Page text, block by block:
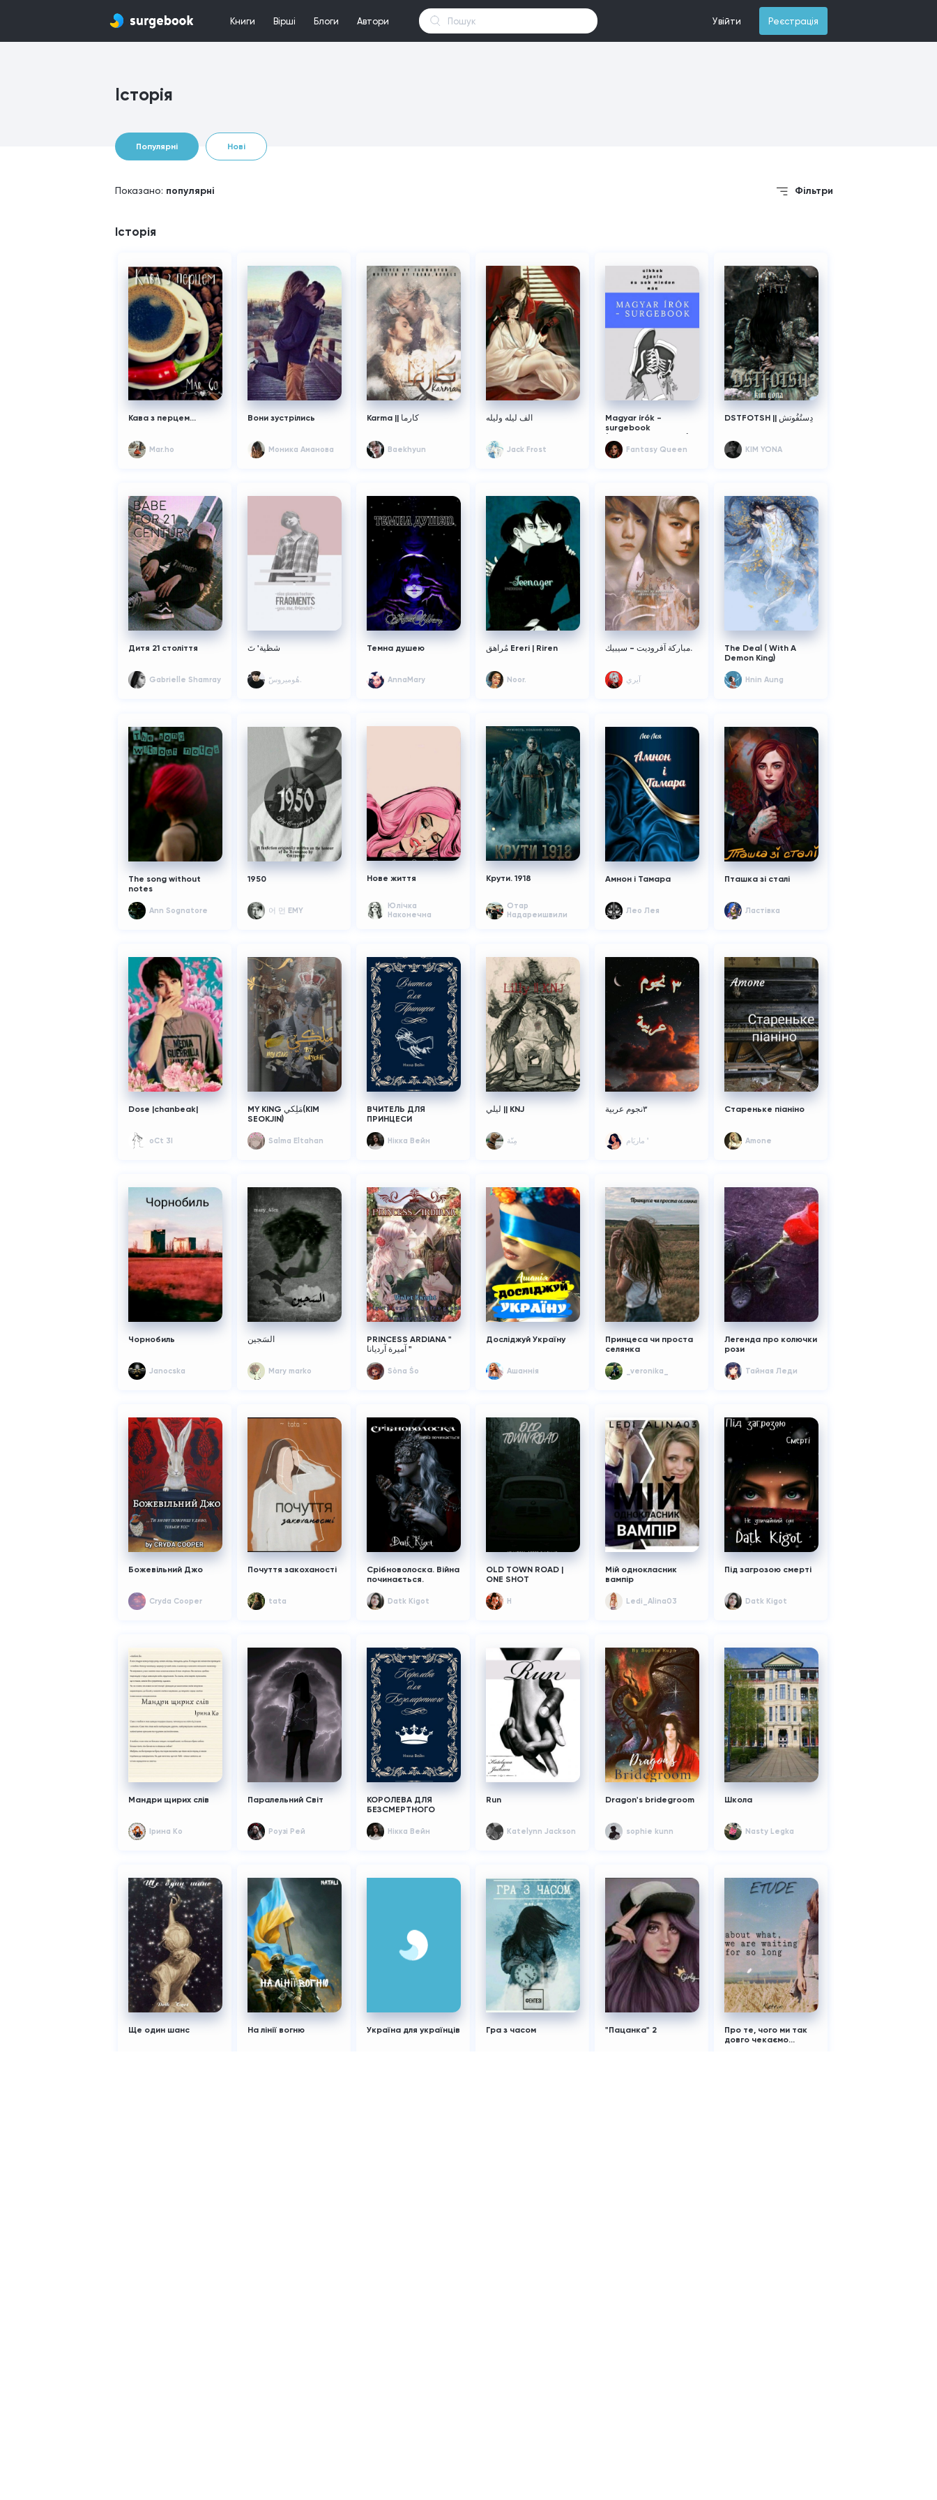
Книги Вірші Блоги Автори Увійти Реєстрація
Історія
Популярні Нові
Показано: популярні Фільтри
Історія
Кава з перцем...
Mar.ho
Вони зустрілись
Моника Аманова
Karma || كارما
Baekhyun
الف ليله وليله
Jack Frost
Magyar írók -
surgebook
Fantasy Queen
DSTFOTSH || دِستُفُوتش
KIM YONA
Дитя 21 століття
Gabrielle Shamray
شظية' تَ
هُوميروسّ.
Темна душею
AnnaMary
مُراهق Ereri | Riren
Noor.
مباركة آفروديت - سيبيك.
آيري
The Deal ( With A
Demon King)
Hnin Aung
The song without
notes
Ann Sognatore
1950
어 먼 EMY
Нове життя
Юлічка
Наконечна
Крути. 1918
Отар
Надареишвили
Амнон і Тамара
Лео Лея
Пташка зі сталі
Ластівка
Dose |chanbeak|
oCt 3I
MY KING مَلِكي(KIM
SEOKJIN)
Salma Eltahan
ВЧИТЕЛЬ ДЛЯ
ПРИНЦЕСИ
Нікка Вейн
ليلي || KNJ
مِنّة
٣نجوم عربية
ماريَام '
Стареньке піаніно
Amone
Чорнобиль
Janocska
السَجين
Mary marko
PRINCESS ARDIANA "
آميرة آرديانا "
Sòna Śo
Досліджуй Україну
Ашаннiя
Принцеса чи проста
селянка
_veronika_
Легенда про колючки
рози
Тайная Леди
Божевільний Джо
Cryda Cooper
Почуття закоханості
tata
Срібноволоска. Війна
починається.
Datk Kigot
OLD TOWN ROAD |
ONE SHOT
H
Мій однокласник
вампір
Ledi_Alina03
Під загрозою смерті
Datk Kigot
Мандри щирих слів
Ірина Ko
Паралельний Світ
Роузі Рей
КОРОЛЕВА ДЛЯ
БЕЗСМЕРТНОГО
Нікка Вейн
Run
Katelynn Jackson
Dragon's bridegroom
sophie kunn
Школа
Nasty Legka
Ще один шанс На лінії вогню Україна для українців Гра з часом "Пацанка" 2
Про те, чого ми так
довго чекаємо...